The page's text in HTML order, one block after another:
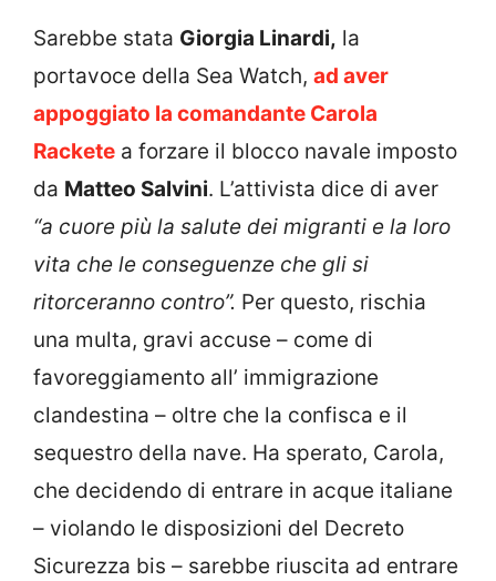
Sarebbe stata Giorgia Linardi, la
portavoce della Sea Watch, ad aver
appoggiato la comandante Carola
Rackete a forzare il blocco navale imposto
da Matteo Salvini. L’attivista dice di aver
“a cuore più la salute dei migranti e la loro
vita che le conseguenze che gli si
ritorceranno contro”. Per questo, rischia
una multa, gravi accuse – come di
favoreggiamento all’ immigrazione
clandestina – oltre che la confisca e il
sequestro della nave. Ha sperato, Carola,
che decidendo di entrare in acque italiane
– violando le disposizioni del Decreto
Sicurezza bis – sarebbe riuscita ad entrare